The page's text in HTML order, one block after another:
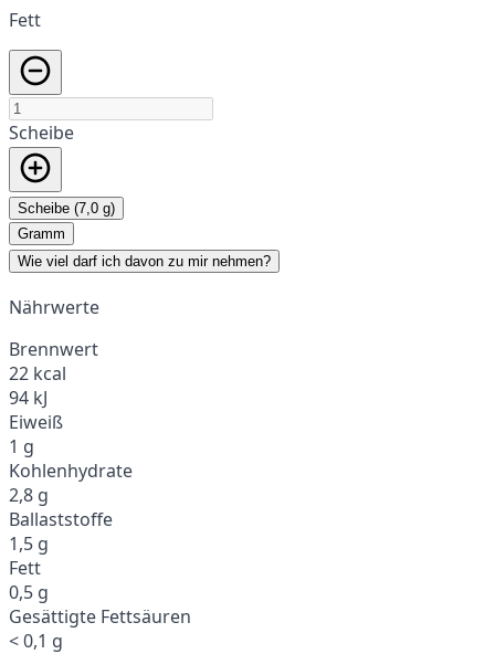
Fett
Scheibe
Scheibe (7,0 g)
Gramm
Wie viel darf ich davon zu mir nehmen?
Nährwerte
Brennwert
22 kcal
94 kJ
Eiweiß
1 g
Kohlenhydrate
2,8 g
Ballaststoffe
1,5 g
Fett
0,5 g
Gesättigte Fettsäuren
< 0,1 g